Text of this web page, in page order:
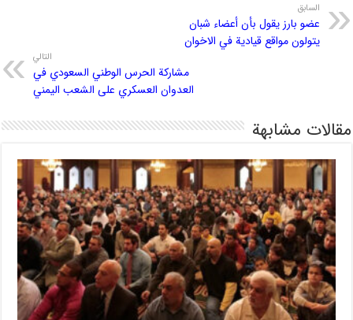
السابق
عضو بارز يقول بأن أعضاء شبان
يتولون مواقع قيادية في الاخوان
التالي
مشاركة الحرس الوطني السعودي في
العدوان العسكري على الشعب اليمني
مقالات مشابهة